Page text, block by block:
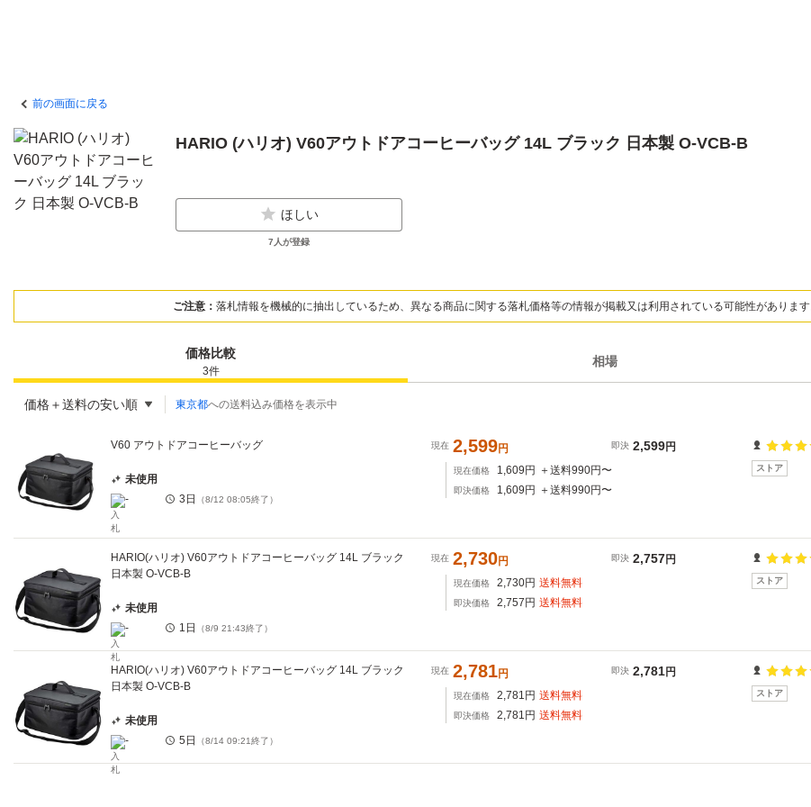
前の画面に戻る
HARIO (ハリオ) V60アウトドアコーヒーバッグ 14L ブラック 日本製 O-VCB-B
ほしい
7 人が登録
ご注意： 落札情報を機械的に抽出しているため、異なる商品に関する落札価格等の情報が掲載又は利用されている可能性がありま
価格比較
3件
相場
価格＋送料の安い順 東京都への送料込み価格を表示中
V60 アウトドアコーヒーバッグ 現在 2,599円 即決 2,599円
現在価格 1,609 円 ＋送料990円〜
即決価格 1,609 円 ＋送料990円〜
未使用
-
3日 （8/12 08:05終了）
ストア
HARIO(ハリオ) V60アウトドアコーヒーバッグ 14L ブラック
日本製 O-VCB-B
現在 2,730円 即決 2,757円
現在価格 2,730円 送料無料
即決価格 2,757 円 送料無料
未使用
-
1日 （8/9 21:43終了）
ストア
HARIO(ハリオ) V60アウトドアコーヒーバッグ 14L ブラック
日本製 O-VCB-B
現在 2,781円 即決 2,781円
現在価格 2,781 円 送料無料
即決価格 2,781 円 送料無料
未使用
-
5日 （8/14 09:21終了）
ストア